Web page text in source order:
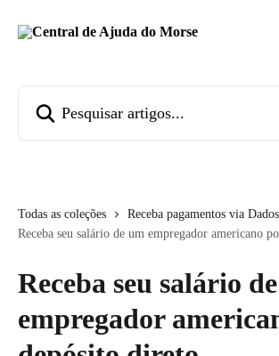
Todas as coleções
Receba pagamentos via
Receba seu salário de um empregador americano
Receba seu salário
empregador